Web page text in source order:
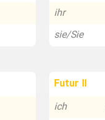
ihr
sie/Sie
Futur II
ich